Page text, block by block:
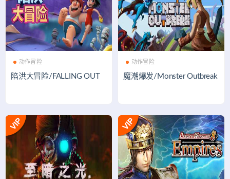
动作冒险
陷洪大冒险/FALLING OUT
动作冒险
魔潮爆发/Monster Outbreak